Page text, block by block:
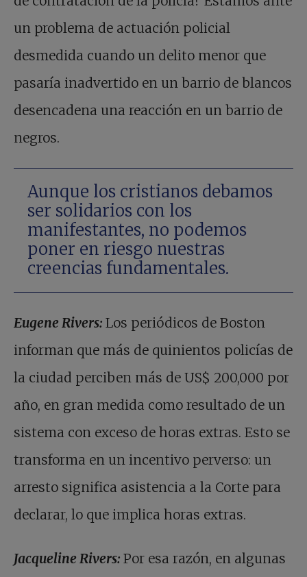
un problema de actuación policial
desmedida cuando un delito menor que
pasaría inadvertido en un barrio de blancos
desencadena una reacción en un barrio de
negros.
Aunque los cristianos debamos
ser solidarios con los
manifestantes, no podemos
poner en riesgo nuestras
creencias fundamentales.
Eugene Rivers: Los periódicos de Boston
informan que más de quinientos policías de
la ciudad perciben más de US$ 200,000 por
año, en gran medida como resultado de un
sistema con exceso de horas extras. Esto se
transforma en un incentivo perverso: un
arresto significa asistencia a la Corte para
declarar, lo que implica horas extras.
Jacqueline Rivers: Por esa razón, en algunas